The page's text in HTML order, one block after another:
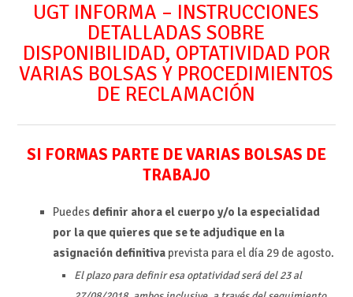
UGT INFORMA – INSTRUCCIONES
DETALLADAS SOBRE
DISPONIBILIDAD, OPTATIVIDAD POR
VARIAS BOLSAS Y PROCEDIMIENTOS
DE RECLAMACIÓN
SI FORMAS PARTE DE VARIAS BOLSAS DE
TRABAJO
Puedes definir ahora el cuerpo y/o la especialidad
por la que quieres que se te adjudique en la
asignación definitivaprevista para el día 29 de agosto.
El plazo para definir esa optatividad será del 23 al